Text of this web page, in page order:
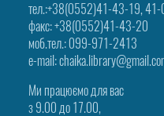
тел.:+38(0552)41-43-19,
факс: +38(0552)41-43-20
моб.тел.: 099-971-2413
e-mail:
Ми працюємо для вас
з 9.00 до 17.00,